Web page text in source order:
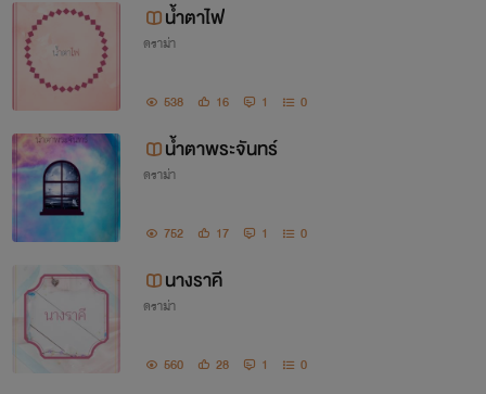
น้ำตาไฟ
ดราม่า
538 16 1 0
น้ำตาพระจันทร์
ดราม่า
752 17 1 0
นางราคี
ดราม่า
560 28 1 0